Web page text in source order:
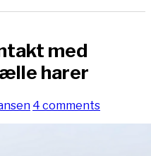
med
harer
4 comments